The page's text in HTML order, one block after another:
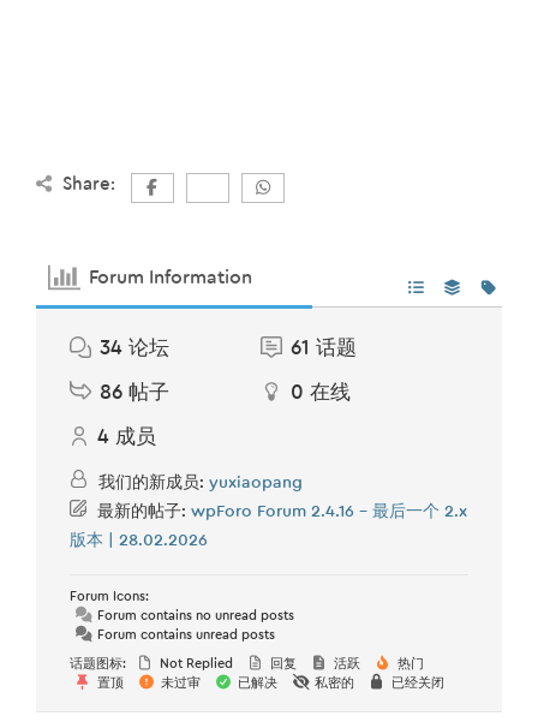
Share:
Forum Information
34 论坛 61 话题
86 帖子 0 在线
4 成员
我们的新成员: yuxiaopang
最新的帖子: wpForo Forum 2.4.16 – 最后一个 2.x
版本 | 28.02.2026
Forum Icons:
Forum contains no unread posts
Forum contains unread posts
话题图标: Not Replied 回复 活跃
热门
置顶
未过审 已解决 私密的 已经关闭